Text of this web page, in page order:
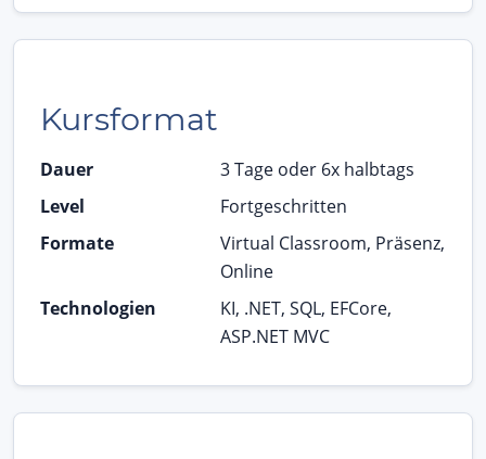
Kursformat
Dauer
3 Tage oder 6x halbtags
Level
Fortgeschritten
Formate
Virtual Classroom, Präsenz,
Online
Technologien
KI, .NET, SQL, EFCore,
ASP.NET MVC